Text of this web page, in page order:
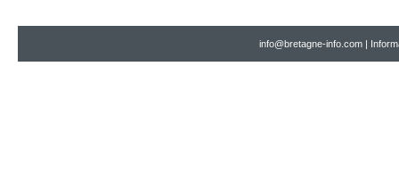
info@bretagne-info.com|